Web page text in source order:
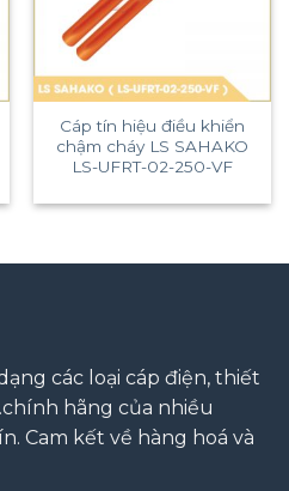
Cáp tín hiệu điều khiển
chậm cháy LS SAHAKO
LS-UFRT-02-250-VF
các loại cáp điện, thiết
hãng của nhiều
Cam kết về hàng hoá và